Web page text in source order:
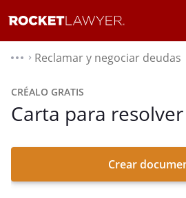
⌃ Reclamar y negociar deudas
CRÉALO GRATIS
Carta para
Crear